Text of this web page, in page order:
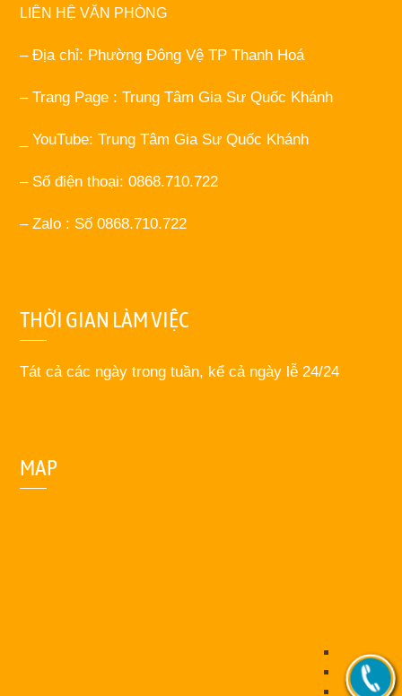
LIÊN HỆ VĂN PHÒNG
– Địa chỉ: Phường Đông Vệ TP Thanh Hoá
– Trang Page : Trung Tâm Gia Sư Quốc Khánh
_ YouTube: Trung Tâm Gia Sư Quốc Khánh
– Số điện thoại: 0868.710.722
– Zalo : Số 0868.710.722
THỜI GIAN LÀM VIỆC
Tát cả các ngày trong tuần, kể cả ngày lễ 24/24
MAP